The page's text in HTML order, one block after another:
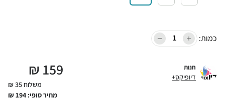
כמות:
חנות
דיופיקס+ 159
₪
משלוח 35 ₪
מחיר סופי: 194
₪